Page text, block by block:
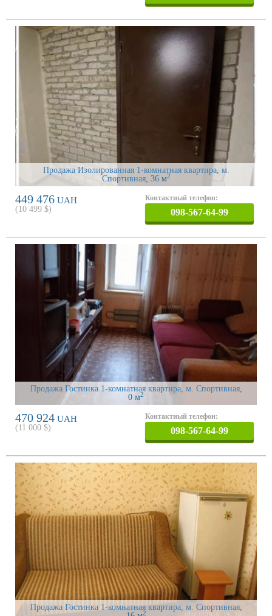
Продажа Изолированная 1-комнатная квартира, м.
Спортивная, 36 м2
449 476 UAH
(10 499 $)
Контактный телефон:
098-567-64-99
Продажа Гостинка 1-комнатная квартира, м. Спортивная,
0 м2
470 924 UAH
(11 000 $)
Контактный телефон:
098-567-64-99
Продажа Гостинка 1-комнатная квартира, м. Спортивная,
2